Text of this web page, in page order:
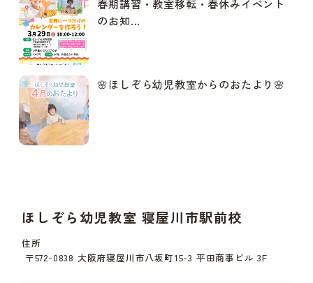
春期講習・教室移転・春休みイベント
のお知...
🌸ほしぞら幼児教室からのおたより🌸
ほしぞら幼児教室 寝屋川市駅前校
住所
〒572-0838 大阪府寝屋川市八坂町15-3 平田商事ビル 3F